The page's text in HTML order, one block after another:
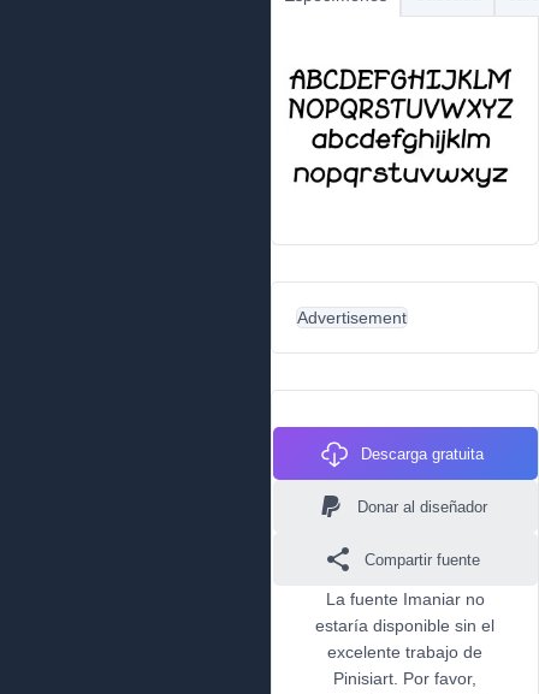
Advertisement
Descarga gratuita
Donar al diseñador
Compartir fuente
La fuente Imaniar no
estaría disponible sin el
excelente trabajo de
Pinisiart. Por favor,